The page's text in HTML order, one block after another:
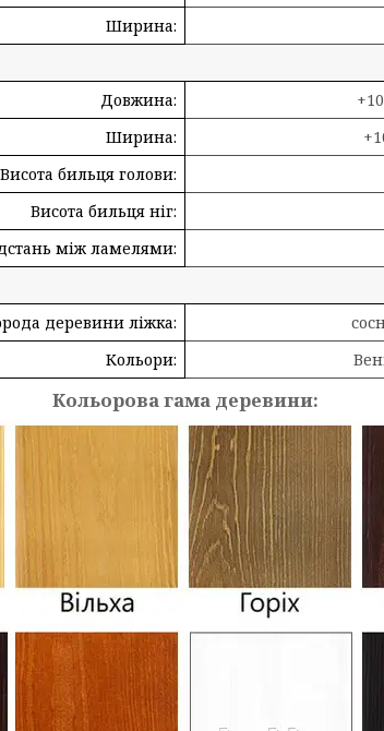
Ширина:
Довжина:
Ширина:
Висота бильця голови:
Висота бильця ніг:
між ламелями:
деревини ліжка:
Кольори:
Кольорова гама деревини: